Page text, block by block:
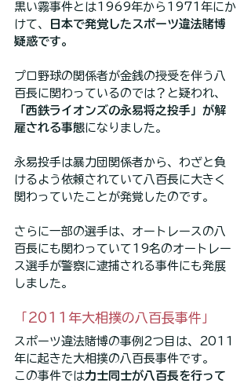
黒い霧事件とは1969年から1971年にか
けて、
日本で発覚したスポーツ違法賭博
疑惑です。
プロ野球の関係者が金銭の授受を伴う八
百長に関わっているのでは？と疑われ、
「西鉄ライオンズの永易将之投手」が解
雇される事態になりました。
永易投手は暴力団関係者から、わざと負
けるよう依頼されていて八百長に大きく
関わっていたことが発覚したのです。
さらに一部の選手は、オートレースの八
百長にも関わっていて19名のオートレー
ス選手が警察に逮捕される事件にも発展
しました。
「2011年大相撲の八百長事件」
スポーツ違法賭博の事例2つ目は、2011
年に起きた大相撲の八百長事件です。
この事件では力士同士が八百長を行って